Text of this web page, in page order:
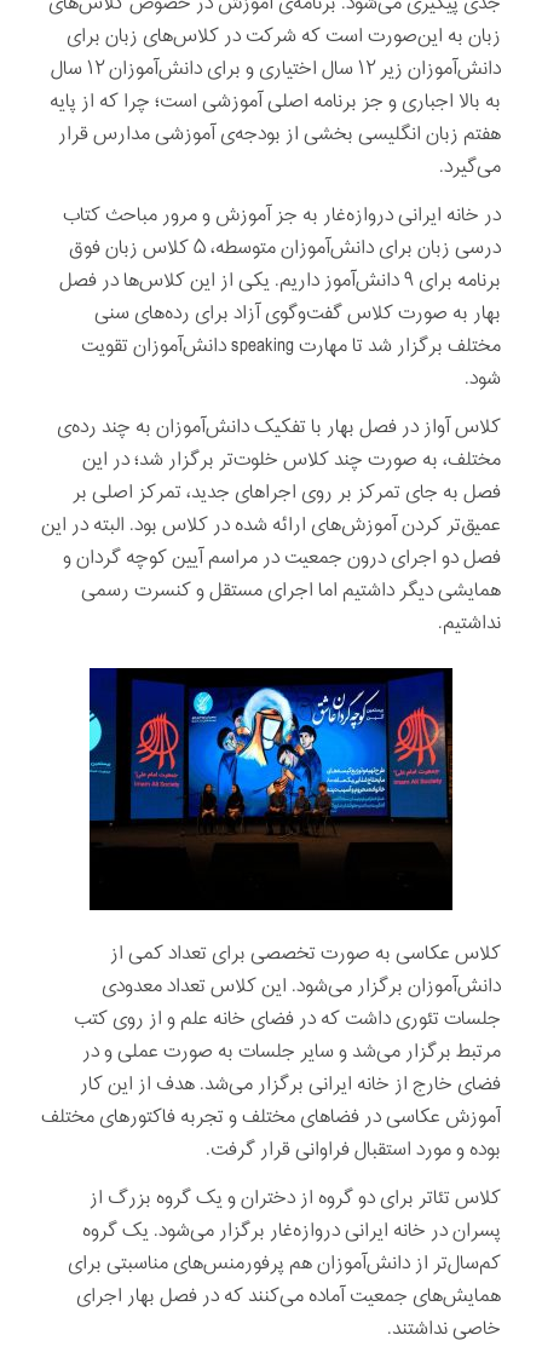
زبان به این‌صورت است که شرکت در کلاس‌های زبان برای
دانش‌آموزان زیر ۱۲ سال اختیاری و برای دانش‌آموزان ۱۲ سال
به بالا اجباری و جز برنامه اصلی آموزشی است؛ چرا که از پایه
هفتم زبان انگلیسی بخشی از بودجه‌ی آموزشی مدارس قرار
می‌گیرد.
در خانه ایرانی دروازه‌غار به جز آموزش و مرور مباحث کتاب
درسی زبان برای دانش‌آموزان متوسطه، ۵ کلاس زبان فوق
برنامه برای ۹ دانش‌آموز داریم. یکی از این کلاس‌ها در فصل
بهار به صورت کلاس گفت‌وگوی آزاد برای رده‌های سنی
مختلف برگزار شد تا مهارت speaking دانش‌آموزان تقویت
شود.
کلاس آواز در فصل بهار با تفکیک دانش‌آموزان به چند رده‌ی
مختلف، به صورت چند کلاس خلوت‌تر برگزار شد؛ در این
فصل به جای تمرکز بر روی اجراهای جدید، تمرکز اصلی بر
عمیق‌تر کردن آموزش‌های ارائه شده در کلاس بود. البته در این
فصل دو اجرای درون جمعیت در مراسم آیین کوچه گردان و
همایشی دیگر داشتیم اما اجرای مستقل و کنسرت رسمی
نداشتیم.
کلاس عکاسی به صورت تخصصی برای تعداد کمی از
دانش‌آموزان برگزار می‌شود. این کلاس تعداد معدودی
جلسات تئوری داشت که در فضای خانه علم و از روی کتب
مرتبط برگزار می‌شد و سایر جلسات به صورت عملی و در
فضای خارج از خانه ایرانی برگزار می‌شد. هدف از این کار
آموزش عکاسی در فضاهای مختلف و تجربه فاکتورهای مختلف
بوده و مورد استقبال فراوانی قرار گرفت.
کلاس تئاتر برای دو گروه از دختران و یک گروه بزرگ از
پسران در خانه ایرانی دروازه‌غار برگزار می‌شود. یک گروه
کم‌سال‌تر از دانش‌آموزان هم پرفورمنس‌های مناسبتی برای
همایش‌های جمعیت آماده می‌کنند که در فصل بهار اجرای
خاصی نداشتند.